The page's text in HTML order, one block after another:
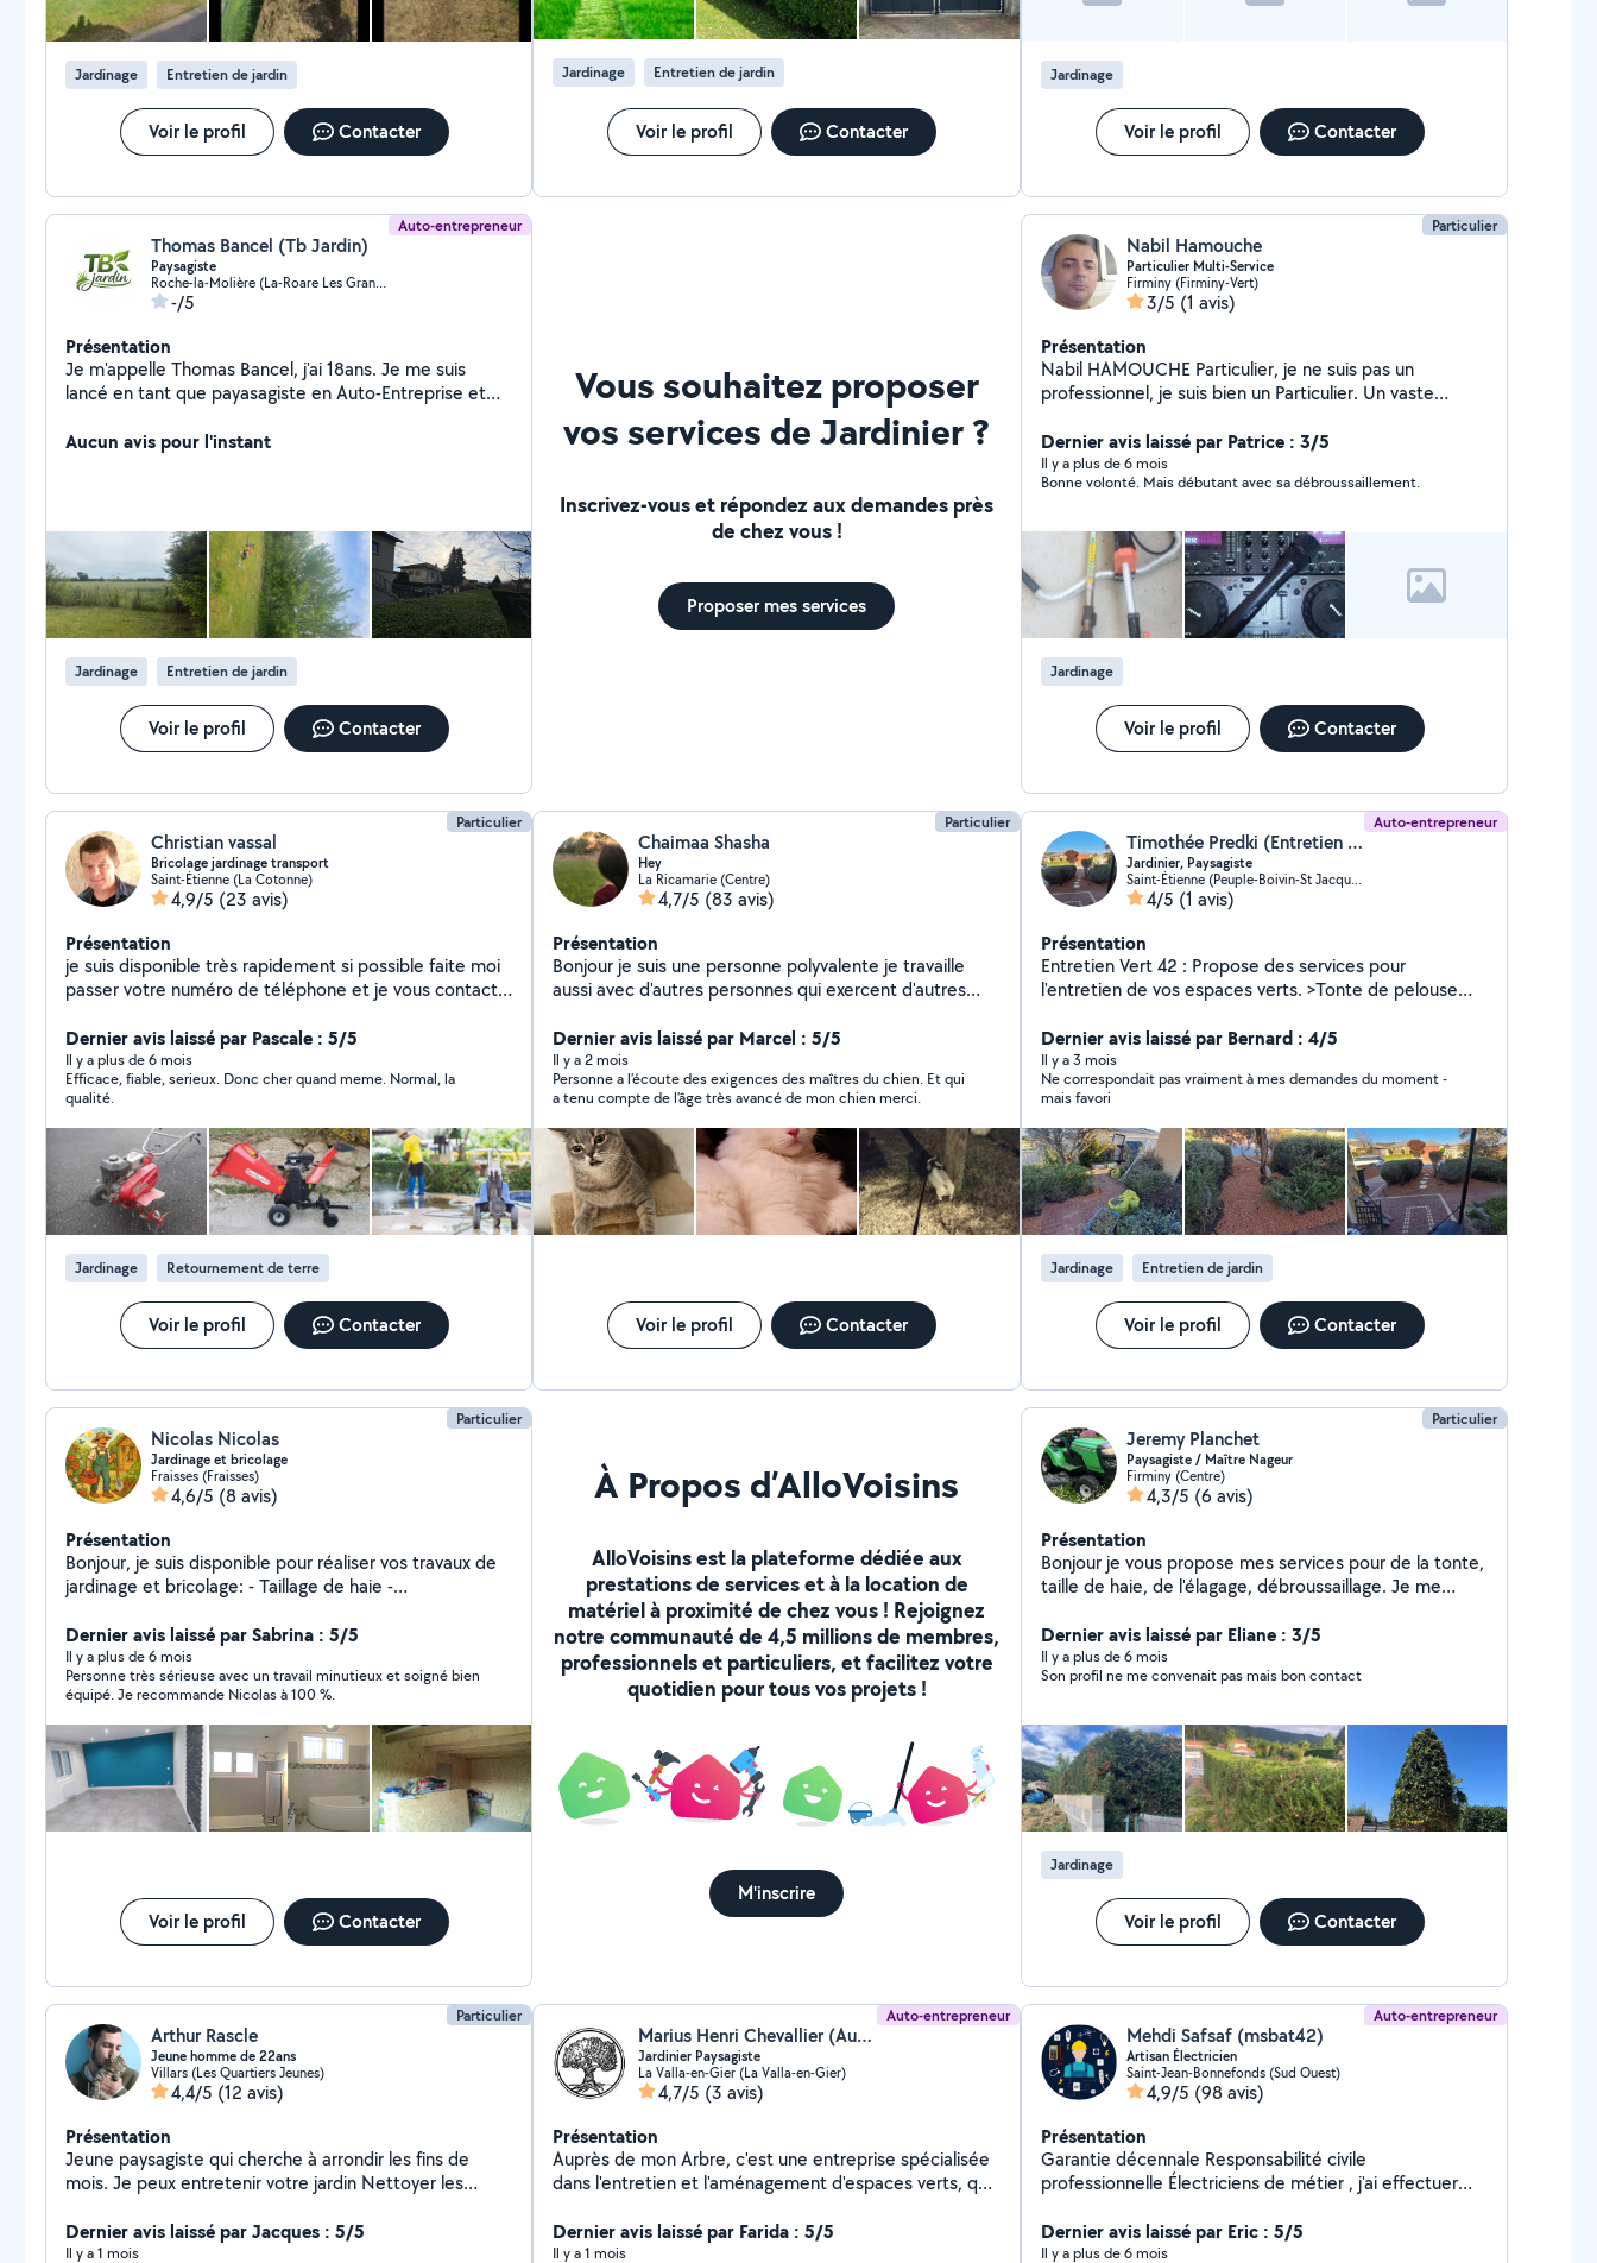
Jardinage Entretien de jardin
Voir le profil Contacter
Jardinage Entretien de jardin
Voir le profil Contacter
Jardinage
Voir le profil Contacter
Auto-entrepreneur
Thomas Bancel (Tb Jardin)
Paysagiste
Roche-la-Molière (La-Roare Les Granges)
-/5
Présentation
Je m'appelle Thomas Bancel, j'ai 18ans. Je me suis
lancé en tant que payasagiste en Auto-Entreprise et
tonte, nettoyage de terrasse, petite plantation et
Aucun avis pour l'instant
Jardinage Entretien de jardin
Voir le profil Contacter
Vous souhaitez proposer
vos services de Jardinier ?
Inscrivez-vous et répondez aux demandes près
de chez vous !
Proposer mes services
Particulier
Nabil Hamouche
Particulier Multi-Service
Firminy (Firminy-Vert)
3/5 (1 avis)
Présentation
Nabil HAMOUCHE Particulier, je ne suis pas un
professionnel, je suis bien un Particulier. Un vaste
bricolage, jardinage, Nettoyage extérieur des
véhicules, cours de la langue Arabe pour les débutants
intéressés, montage vidéo, photographe pour tout
blanc en couleur et scané vous documents, envoi de
vous Emails, Location de films/DVD, DJ multi musique
disck jocky sur commande, ect.... à me consulter par
téléphone au 06-78-87-13-97 ou via le site Allovoisin.
Dernier avis laissé par Patrice : 3/5
Il y a plus de 6 mois
Bonne volonté. Mais débutant avec sa débroussaillement.
Jardinage
Voir le profil Contacter
Particulier
Christian vassal
Bricolage jardinage transport
Saint-Étienne (La Cotonne)
4,9/5 (23 avis)
Présentation
je suis disponible très rapidement si possible faite moi
passer votre numéro de téléphone et je vous contact
Dernier avis laissé par Pascale : 5/5
Il y a plus de 6 mois
Efficace, fiable, serieux. Donc cher quand meme. Normal, la
qualité.
Jardinage Retournement de terre
Voir le profil Contacter
Particulier
Chaimaa Shasha
Hey
La Ricamarie (Centre)
4,7/5 (83 avis)
Présentation
Bonjour je suis une personne polyvalente je travaille
aussi avec d'autres personnes qui exercent d'autres
informatique et ménage garde d'animaux ...... je peux
très bien vous faciliter la tâche afin de vous mettre en
relation avec ces personnes professionnels n'hésitez
pas à me contacter.
Dernier avis laissé par Marcel : 5/5
Il y a 2 mois
Personne a l’écoute des exigences des maîtres du chien. Et qui
a tenu compte de l’âge très avancé de mon chien merci.
Voir le profil Contacter
Auto-entrepreneur
Timothée Predki (Entretien Vert 42)
Jardinier, Paysagiste
Saint-Étienne (Peuple-Boivin-St Jacques)
4/5 (1 avis)
Présentation
Entretien Vert 42 : Propose des services pour
l'entretien de vos espaces verts. >Tonte de pelouse
>Désherbage manuel >Nettoyage de massifs et
graviers >Remise en état de jardin >Évacuation des
déchets verts Travail sérieux, soigné et réalisé avec du
matériel adapté. Intervention dans la loire (42).
Possibilité de devis rapide. Tarifs raisonnables. Éligible
au crédit d'impôt. Intervention ponctuel ou entretien
régulier (Syndics de copropriété, Particulier, Bureau/
PME, Conciergeries...). N'hésitez pas à me contacter
pour échanger sur besoins. Cordialement, Timothée -
Entretien Vert 42
Dernier avis laissé par Bernard : 4/5
Il y a 3 mois
Ne correspondait pas vraiment à mes demandes du moment -
mais favori
Jardinage Entretien de jardin
Voir le profil Contacter
Particulier
Nicolas Nicolas
Jardinage et bricolage
Fraisses (Fraisses)
4,6/5 (8 avis)
Présentation
Bonjour, je suis disponible pour réaliser vos travaux de
jardinage et bricolage: - Taillage de haie -
montage de meubles, etc...) - Entretien de jardin Je
suis équipé de tout le matériel nécessaire. Etudie
toute proposition et me déplace pour effectuer un
devis gratuit Paiement en CESU (Chèque Emploi
Service Universel) accepté
Dernier avis laissé par Sabrina : 5/5
Il y a plus de 6 mois
Personne très sérieuse avec un travail minutieux et soigné bien
équipé. Je recommande Nicolas à 100 %.
Voir le profil Contacter
À Propos d’AlloVoisins
AlloVoisins est la plateforme dédiée aux
prestations de services et à la location de
matériel à proximité de chez vous ! Rejoignez
notre communauté de 4,5 millions de membres,
professionnels et particuliers, et facilitez votre
quotidien pour tous vos projets !
M'inscrire
Particulier
Jeremy Planchet
Paysagiste / Maître Nageur
Firminy (Centre)
4,3/5 (6 avis)
Présentation
Bonjour je vous propose mes services pour de la tonte,
taille de haie, de l'élagage, débroussaillage. Je me
enfants. N'hésitez pas à me contacter par téléphone.
Merci à bientôt
Dernier avis laissé par Eliane : 3/5
Il y a plus de 6 mois
Son profil ne me convenait pas mais bon contact
Jardinage
Voir le profil Contacter
Particulier
Arthur Rascle
Jeune homme de 22ans
Villars (Les Quartiers Jeunes)
4,4/5 (12 avis)
Présentation
Jeune paysagiste qui cherche à arrondir les fins de
mois. Je peux entretenir votre jardin Nettoyer les
déménagement...
Dernier avis laissé par Jacques : 5/5
Il y a 1 mois
Auto-entrepreneur
Marius Henri Chevallier (Auprès De Mon Arbre)
Jardinier Paysagiste
La Valla-en-Gier (La Valla-en-Gier)
4,7/5 (3 avis)
Présentation
Auprès de mon Arbre, c'est une entreprise spécialisée
dans l'entretien et l'aménagement d'espaces verts, qui
mettre à votre disposition mes services dans votre
région, afin de créer et maintenir des environnements
Dernier avis laissé par Farida : 5/5
Il y a 1 mois
Auto-entrepreneur
Mehdi Safsaf (msbat42)
Artisan Électricien
Saint-Jean-Bonnefonds (Sud Ouest)
4,9/5 (98 avis)
Présentation
Garantie décennale Responsabilité civile
professionnelle Électriciens de métier , j'ai effectuer
neuf . Mes compétences : Électricité Neuf et
rénovation : tableau électrique ,prise , prise voiture
Dernier avis laissé par Eric : 5/5
Il y a plus de 6 mois